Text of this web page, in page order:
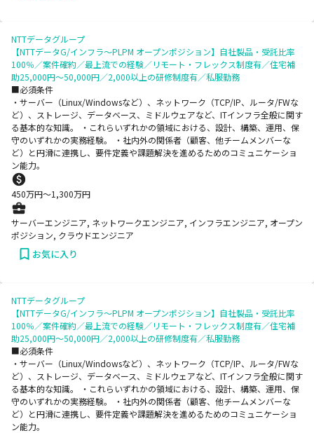
NTTデータグループ
【NTTデータG/インフラ～PLPM オープンポジション】自社製品・受託比率
100％／案件確約／最上流での経験／リモート・フレックス制度有／住宅補
助25,000円～50,000円／2,000以上の研修制度有／私服勤務
■必須条件
・サーバー（Linux/Windowsなど）、ネットワーク（TCP/IP、ルータ/FWな
ど）、ストレージ、データベース、ミドルウェアなど、ITインフラ全般に関す
る基本的な知識。 ・これらいずれかの領域における、設計、構築、運用、保
守のいずれかの実務経験。 ・社内外の関係者（顧客、他チームメンバーな
ど）と円滑に連携し、要件定義や課題解決を進めるためのコミュニケーショ
ン能力。
450万円〜1,300万円
サーバーエンジニア, ネットワークエンジニア, インフラエンジニア, オープン
ポジション, クラウドエンジニア
お気に入り
NTTデータグループ
【NTTデータG/インフラ～PLPM オープンポジション】自社製品・受託比率
100％／案件確約／最上流での経験／リモート・フレックス制度有／住宅補
助25,000円～50,000円／2,000以上の研修制度有／私服勤務
■必須条件
・サーバー（Linux/Windowsなど）、ネットワーク（TCP/IP、ルータ/FWな
ど）、ストレージ、データベース、ミドルウェアなど、ITインフラ全般に関す
る基本的な知識。 ・これらいずれかの領域における、設計、構築、運用、保
守のいずれかの実務経験。 ・社内外の関係者（顧客、他チームメンバーな
ど）と円滑に連携し、要件定義や課題解決を進めるためのコミュニケーショ
ン能力。